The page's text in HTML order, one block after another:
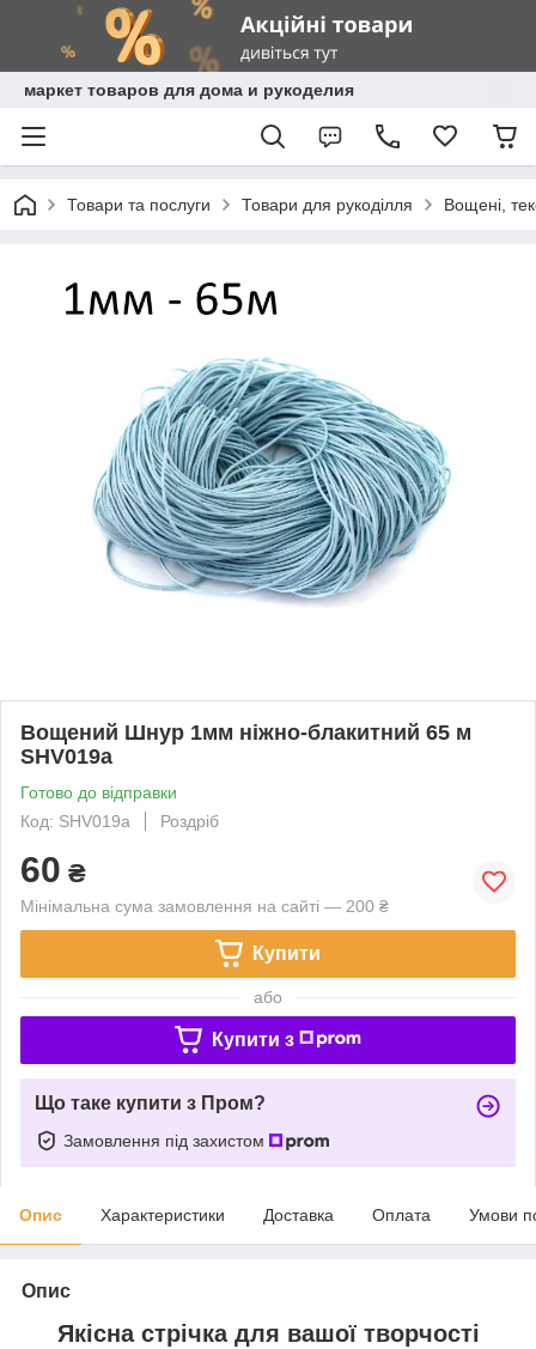
маркет товаров для дома и рукоделия
Товари та послуги Товари для рукоділля Вощені,
Вощений Шнур 1мм ніжно-блакитний 65 м
SHV019а
Готово до відправки
Код: SHV019а
Роздріб
60 ₴
Мінімальна сума замовлення на сайті — 200 ₴
Купити
або
Купити з
Що таке купити з Пром?
Замовлення під захистом
Опис Характеристики Доставка Оплата Умови
Опис
Якісна стрічка для вашої творчості